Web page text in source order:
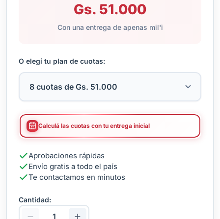
Gs. 51.000
Con una entrega de apenas mil'i
O elegí tu plan de cuotas:
Calculá las cuotas con tu entrega inicial
Aprobaciones rápidas
Envío gratis a todo el país
Te contactamos en minutos
Cantidad: